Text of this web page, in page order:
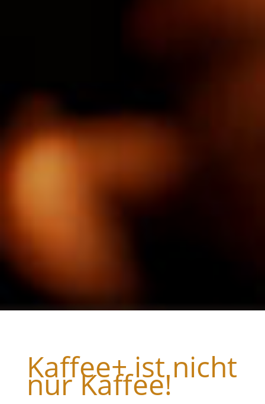
Kaffee+ ist nicht
nur Kaffee!